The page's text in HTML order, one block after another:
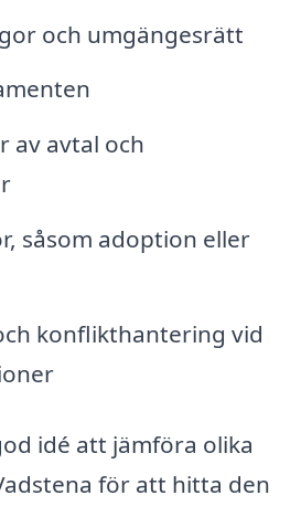
och umgängesrätt
av avtal och
såsom adoption eller
konflikthantering vid
idé att jämföra olika
för att hitta den